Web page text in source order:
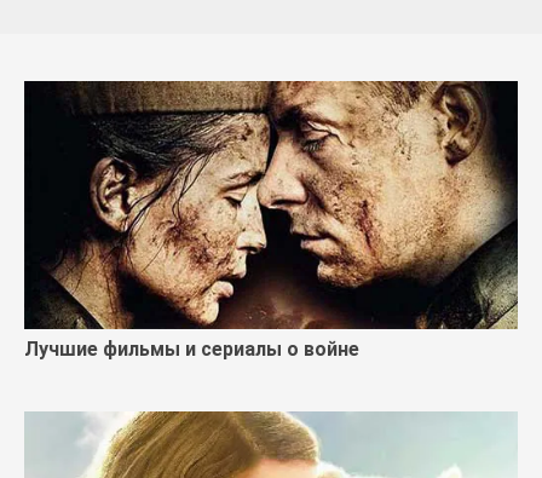
Лучшие фильмы и сериалы о войне